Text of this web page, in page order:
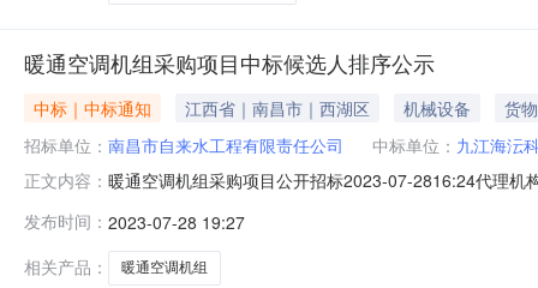
暖通空调机组采购项目中标候选人排序公示
中标｜中标通知 江西省｜南昌市｜西湖区 机械设备
货物
招标单位： 南昌市自来水工程有限责任公司 中标单位： 九江海沄
正文内容： 暖通空调机组采购项目公开招标2023-07-2816:24代理
会评定，中标候选人排序如下：第一中标候选人：九江
其他利害
发布时间： 2023-07-28 19:27
相关产品：
暖通空调机组